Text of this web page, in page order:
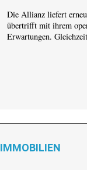
Die Allianz liefert
übertrifft mit ihrem
Erwartungen.
IMMOBILIEN